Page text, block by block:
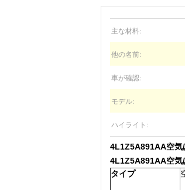
主な材料:
他の名前:
車が確認:
モデル:
ハイライト:
4L1Z5A891AA空気
4L1Z5A891AA空気
タイプ